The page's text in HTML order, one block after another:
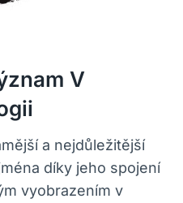
V
a nejdůležitější
díky jeho spojení
vyobrazením v